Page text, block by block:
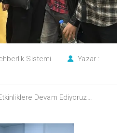
Sistemi
Yazar :
Devam Ediyoruz…